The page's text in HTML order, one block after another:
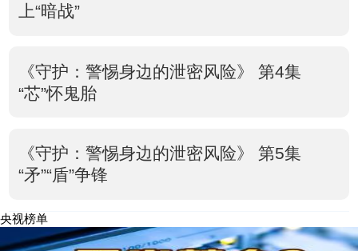
上“暗战”
《守护：警惕身边的泄密风险》 第4集
“芯”怀鬼胎
《守护：警惕身边的泄密风险》 第5集
“矛”“盾”争锋
央视榜单